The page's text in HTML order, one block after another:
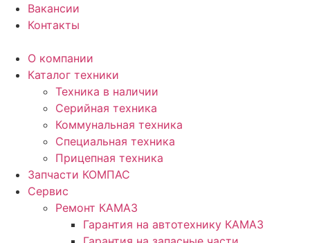
Вакансии
Контакты
О компании
Каталог техники
Техника в наличии
Серийная техника
Коммунальная техника
Специальная техника
Прицепная техника
Запчасти КОМПАС
Сервис
Ремонт КАМАЗ
Гарантия на автотехнику КАМАЗ